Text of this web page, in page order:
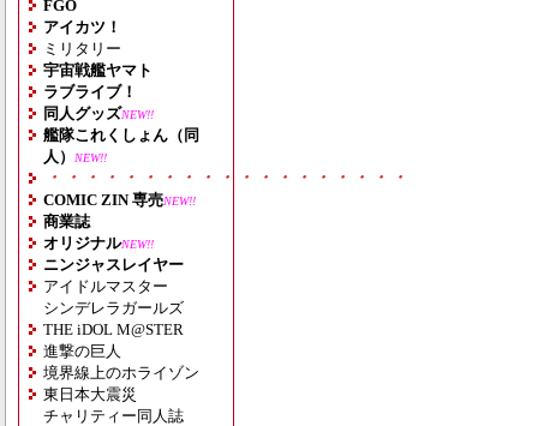
FGO
アイカツ！
ミリタリー
宇宙戦艦ヤマト
ラブライブ！
同人グッズNEW!!
艦隊これくしょん（同
人）
NEW!!
・・・・・・・・・・・・・・・・・・・
COMIC ZIN 専売NEW!!
商業誌
オリジナルNEW!!
ニンジャスレイヤー
アイドルマスター
シンデレラガールズ
THE iDOL M@STER
進撃の巨人
境界線上のホライゾン
東日本大震災
チャリティー同人誌